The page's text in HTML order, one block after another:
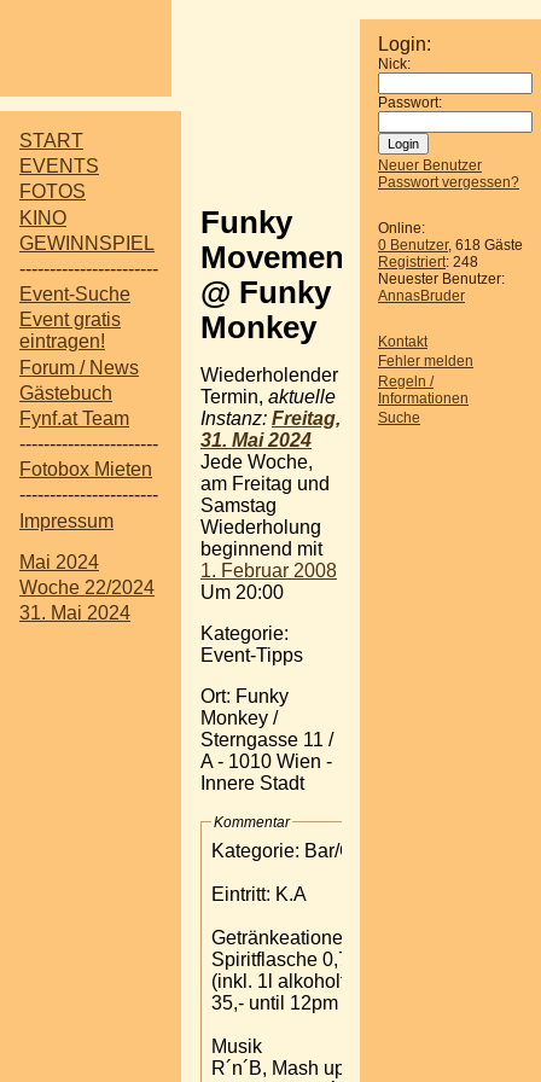
START
EVENTS
FOTOS
KINO
GEWINNSPIEL
-----------------------
Event-Suche
Event gratis
eintragen!
Forum / News
Gästebuch
Fynf.at Team
-----------------------
Fotobox Mieten
-----------------------
Impressum
Mai 2024
Woche 22/2024
31. Mai 2024
Login:
Nick:
Passwort:
Neuer Benutzer
Passwort vergessen?
Online:
0 Benutzer, 618 Gäste
Registriert: 248
Neuester Benutzer:
AnnasBruder
Kontakt
Fehler melden
Regeln /
Informationen
Suche
Funky
Movement
@ Funky
Monkey
Wiederholender
Termin, aktuelle
Instanz: Freitag,
31. Mai 2024
Jede Woche,
am Freitag und
Samstag
Wiederholung
beginnend mit
1. Februar 2008
Um 20:00
Kategorie:
Event-Tipps
Ort: Funky
Monkey /
Sterngasse 11 /
A - 1010 Wien -
Innere Stadt
Kommentar
Kategorie: Bar/Club
Eintritt: K.A
Getränkeationen:
Spiritflasche 0,7l
(inkl. 1l alkoholfrei) ¤
35,- until 12pm
Musik
R´n´B, Mash up Hits